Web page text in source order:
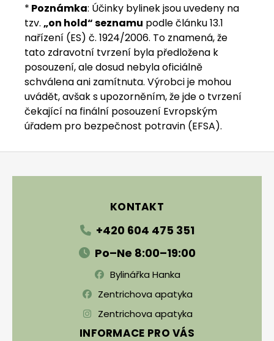
* Poznámka: Účinky bylinek jsou uvedeny na
tzv. „on hold“ seznamu podle článku 13.1
nařízení (ES) č. 1924/2006. To znamená, že
tato zdravotní tvrzení byla předložena k
posouzení, ale dosud nebyla oficiálně
schválena ani zamítnuta. Výrobci je mohou
uvádět, avšak s upozorněním, že jde o tvrzení
čekající na finální posouzení Evropským
úřadem pro bezpečnost potravin (EFSA).
KONTAKT
+420 604 475 351
Po–Ne 8:00–19:00
Bylinářka Hanka
Zentrichova apatyka
Zentrichova apatyka
INFORMACE PRO VÁS